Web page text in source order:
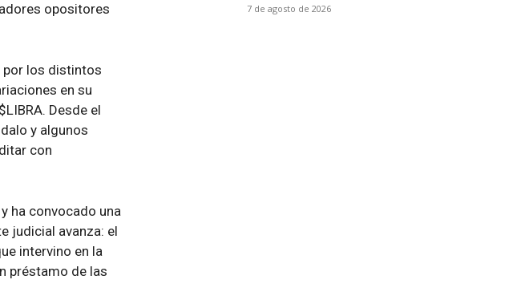
opositores
por los distintos
en su
Desde el
y algunos
con
ha convocado una
judicial avanza: el
intervino en la
préstamo de las
7 de agosto de 2026